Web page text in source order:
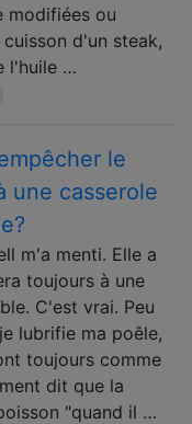
modifiées ou
d'un steak,
l'huile …
le
une casserole
m'a menti. Elle a
toujours à une
C'est vrai. Peu
lubrifie ma poêle,
toujours comme
dit que la
"quand il …